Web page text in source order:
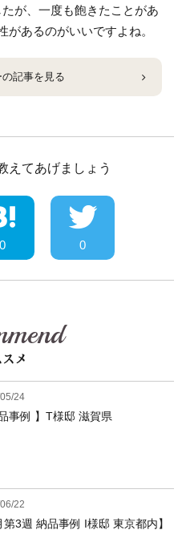
の記事を見る
が、一度も飽きたことがあ
があるのがいいですよね。
えてあげましょう
0 0
スメ
24
品事例 】T様邸 滋賀県
22
第3週 納品事例 I様邸 東京都内】